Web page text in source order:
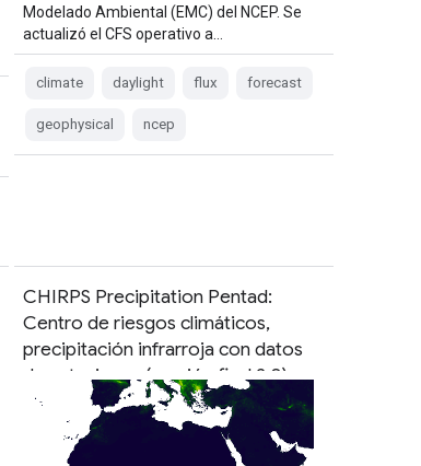
Modelado Ambiental (EMC) del NCEP. Se
actualizó el CFS operativo a…
climate daylight flux forecast
geophysical ncep
CHIRPS Precipitation Pentad:
Centro de riesgos climáticos,
precipitación infrarroja con datos
de estaciones (versión final 2.0)